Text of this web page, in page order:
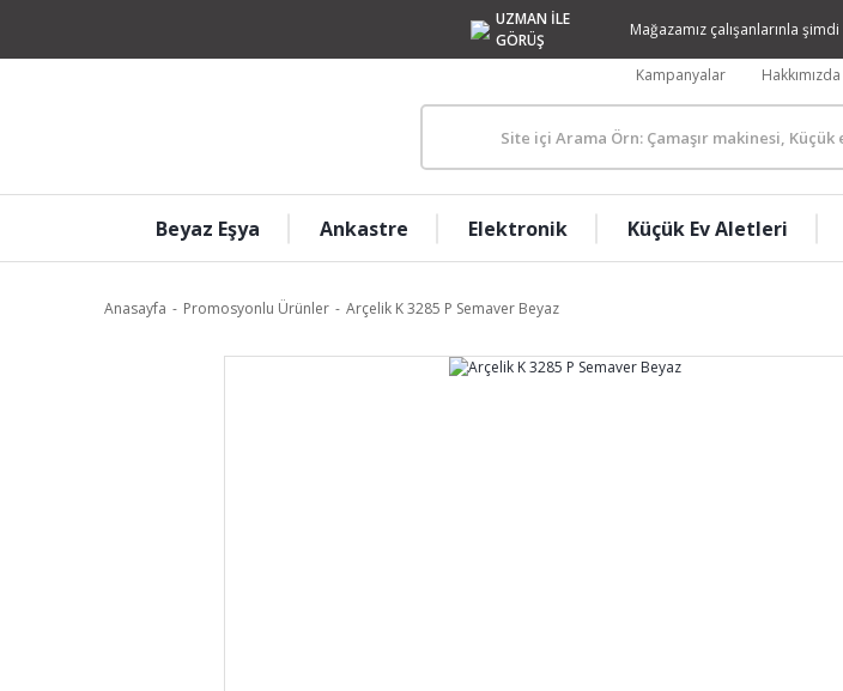
UZMAN İLE
GÖRÜŞ
Mağazamız çalışanlarınla şimdi
Kampanyalar Hakkımızda
Beyaz Eşya Ankastre Elektronik Küçük Ev Aletleri
Anasayfa Promosyonlu Ürünler Arçelik K 3285 P Semaver Beyaz